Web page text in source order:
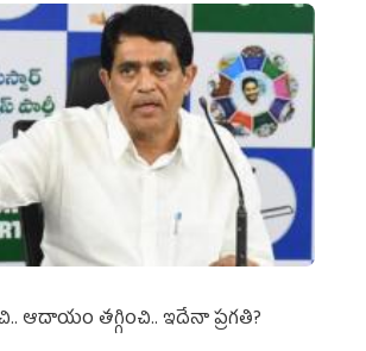
ఆదాయం తగ్గించి.. ఇదేనా ప్రగతి?